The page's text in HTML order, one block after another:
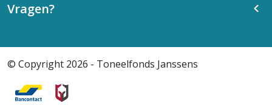
Vragen?
© Copyright 2026 - Toneelfonds Janssens